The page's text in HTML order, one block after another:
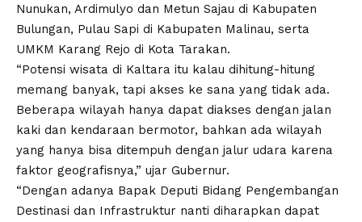
Nunukan, Ardimulyo dan Metun Sajau di Kabupaten
Bulungan, Pulau Sapi di Kabupaten Malinau, serta
UMKM Karang Rejo di Kota Tarakan.
“Potensi wisata di Kaltara itu kalau dihitung-hitung
memang banyak, tapi akses ke sana yang tidak ada.
Beberapa wilayah hanya dapat diakses dengan jalan
kaki dan kendaraan bermotor, bahkan ada wilayah
yang hanya bisa ditempuh dengan jalur udara karena
faktor geografisnya,” ujar Gubernur.
“Dengan adanya Bapak Deputi Bidang Pengembangan
Destinasi dan Infrastruktur nanti diharapkan dapat